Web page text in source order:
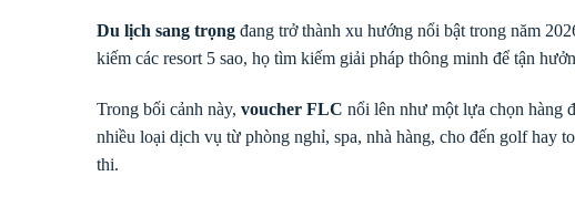
Du lịch sang trọng đang trở thành xu hướng nổi bật trong năm
kiếm các resort 5 sao, họ tìm kiếm giải pháp thông minh để tận
Trong bối cảnh này, voucher FLC nổi lên như một lựa chọn hàng
nhiều loại dịch vụ từ phòng nghỉ, spa, nhà hàng, cho đến golf hay
thi.